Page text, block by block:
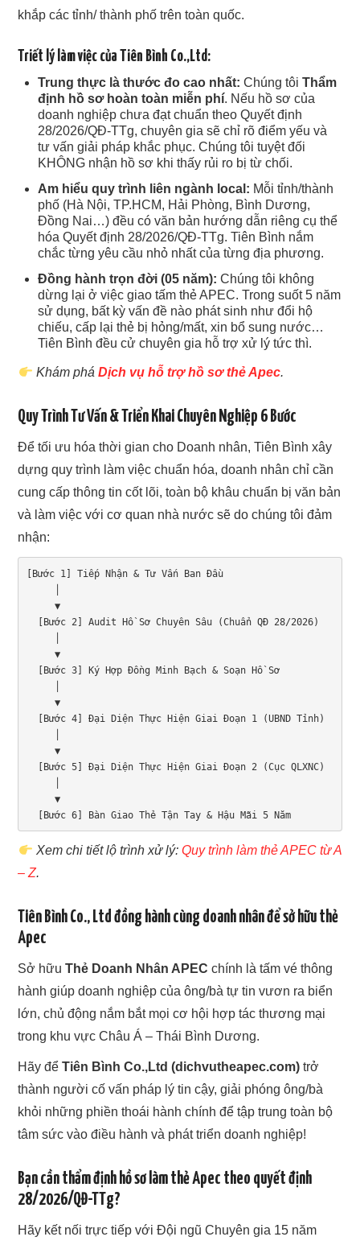
khắp các tỉnh/ thành phố trên toàn quốc.
Triết lý làm việc của Tiên Bình Co.,Ltd:
Trung thực là thước đo cao nhất: Chúng tôi Thẩm
định hồ sơ hoàn toàn miễn phí. Nếu hồ sơ của
doanh nghiệp chưa đạt chuẩn theo Quyết định
28/2026/QĐ-TTg, chuyên gia sẽ chỉ rõ điểm yếu và
tư vấn giải pháp khắc phục. Chúng tôi tuyệt đối
KHÔNG nhận hồ sơ khi thấy rủi ro bị từ chối.
Am hiểu quy trình liên ngành local: Mỗi tỉnh/thành
phố (Hà Nội, TP.HCM, Hải Phòng, Bình Dương,
Đồng Nai…) đều có văn bản hướng dẫn riêng cụ thể
hóa Quyết định 28/2026/QĐ-TTg. Tiên Bình nắm
chắc từng yêu cầu nhỏ nhất của từng địa phương.
Đồng hành trọn đời (05 năm): Chúng tôi không
dừng lại ở việc giao tấm thẻ APEC. Trong suốt 5 năm
sử dụng, bất kỳ vấn đề nào phát sinh như đổi hộ
chiếu, cấp lại thẻ bị hỏng/mất, xin bổ sung nước…
Tiên Bình đều cử chuyên gia hỗ trợ xử lý tức thì.
Khám phá Dịch vụ hỗ trợ hồ sơ thẻ Apec.
Quy Trình Tư Vấn & Triển Khai Chuyên Nghiệp 6 Bước
Để tối ưu hóa thời gian cho Doanh nhân, Tiên Bình xây
dựng quy trình làm việc chuẩn hóa, doanh nhân chỉ cần
cung cấp thông tin cốt lõi, toàn bộ khâu chuẩn bị văn bản
và làm việc với cơ quan nhà nước sẽ do chúng tôi đảm
nhận:
[Bước 1] Tiếp Nhận & Tư Vấn Ban Đầu
  [Bước 6] Bàn Giao Thẻ Tận Tay & Hậu Mãi 5 Năm
Xem chi tiết lộ trình xử lý: Quy trình làm thẻ APEC từ A
– Z.
Tiên Bình Co., Ltd đồng hành cùng doanh nhân để sở hữu thẻ
Apec
Sở hữuThẻ Doanh Nhân APEC chính là tấm vé thông
hành giúp doanh nghiệp của ông/bà tự tin vươn ra biển
lớn, chủ động nắm bắt mọi cơ hội hợp tác thương mại
trong khu vực Châu Á – Thái Bình Dương.
Hãy đểTiên Bình Co.,Ltd (dichvutheapec.com) trở
thành người cố vấn pháp lý tin cậy, giải phóng ông/bà
khỏi những phiền thoái hành chính để tập trung toàn bộ
tâm sức vào điều hành và phát triển doanh nghiệp!
Bạn cần thẩm định hồ sơ làm thẻ Apec theo quyết định
28/2026/QĐ-TTg?
Hãy kết nối trực tiếp với Đội ngũ Chuyên gia 15 năm